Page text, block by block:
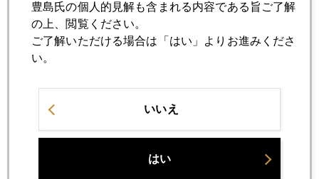
2020年02月21日
円見切り売り、日本叩き
円安の変質、安全通貨からリスク通貨へ
豊島氏の個人的見解も含まれる内容である旨ご了解
の上、閲覧ください。
ご了解いただける場合は「はい」よりお進みくださ
い。
いいえ
はい